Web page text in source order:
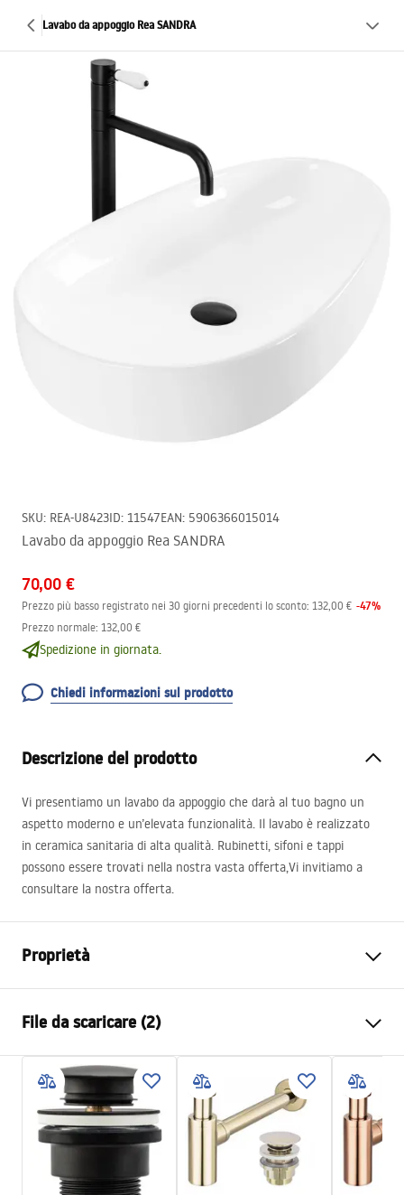
Lavabo da appoggio Rea SANDRA
SKU: REA-U8423ID: 11547EAN: 5906366015014
Lavabo da appoggio Rea SANDRA
70,00 €
Prezzo più basso registrato nei 30 giorni precedenti lo sconto: 132,00 € -47%
Prezzo normale: 132,00 €
Spedizione in giornata.
Chiedi informazioni sul prodotto
Descrizione del prodotto
Vi presentiamo un lavabo da appoggio che darà al tuo bagno un
aspetto moderno e un’elevata funzionalità. Il lavabo è realizzato
in ceramica sanitaria di alta qualità. Rubinetti, sifoni e tappi
possono essere trovati nella nostra vasta offerta,Vi invitiamo a
consultare la nostra offerta.
Proprietà
Materiale
Colore
Bianco
Finitura
Lucido
Lunghezza
650mm
Larghezza
390
Altezza
File da scaricare (2)
Istruzioni di montaggio
Basin.pdf
Warranty_Terms_and_Conditions_Basins_-_5.pdf